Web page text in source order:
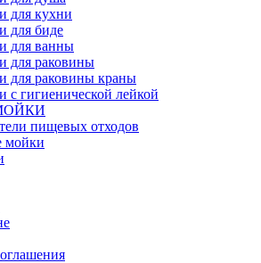
для кухни
для биде
для ванны
для раковины
для раковины краны
с гигиенической лейкой
пищевых отходов
мойки